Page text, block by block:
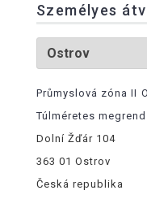
Személyes
Průmyslová zóna II
Túlméretes
Dolní Žďár 104
363 01 Ostrov
Česká republika